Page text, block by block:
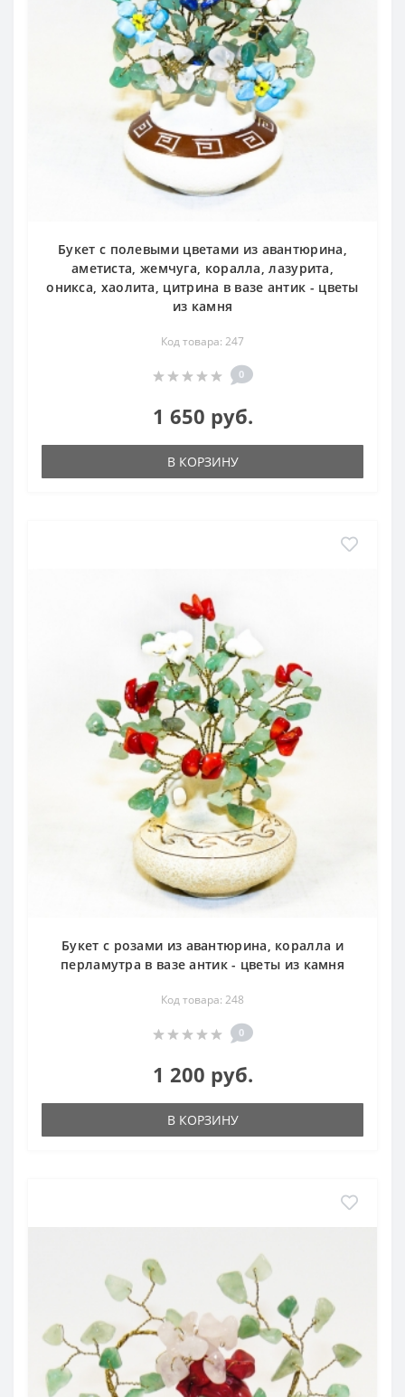
Букет с полевыми цветами из авантюрина,
аметиста, жемчуга, коралла, лазурита,
оникса, хаолита, цитрина в вазе антик - цветы
из камня
Код товара: 247
0
1 650 руб.
В КОРЗИНУ
Букет с розами из авантюрина, коралла и
перламутра в вазе антик - цветы из камня
Код товара: 248
0
1 200 руб.
В КОРЗИНУ